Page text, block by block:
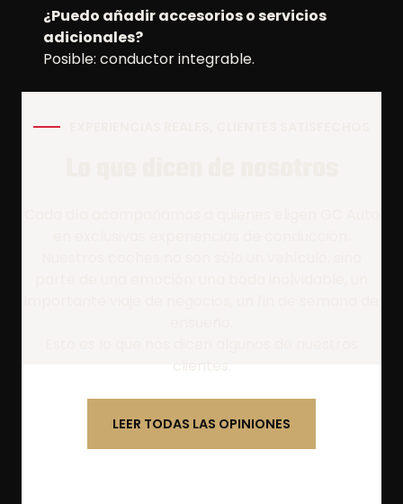
¿Puedo añadir accesorios o servicios
adicionales?
Posible: conductor integrable.
LEER TODAS LAS OPINIONES